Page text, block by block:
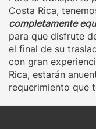
Costa Rica,
completamente
para que disfrute
el final de su
con gran
Rica, estarán
requerimiento que